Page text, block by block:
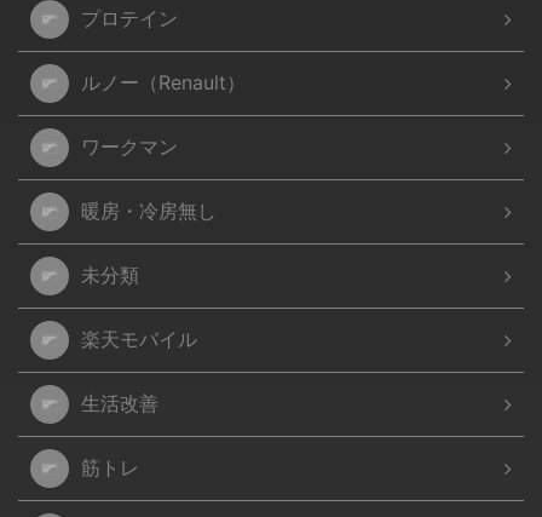
プロテイン
ルノー（Renault）
ワークマン
暖房・冷房無し
未分類
楽天モバイル
生活改善
筋トレ